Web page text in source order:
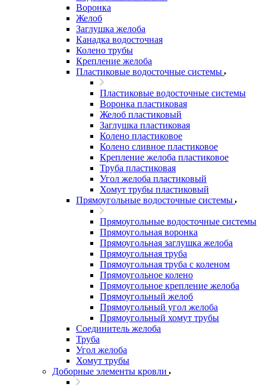
Воронка
Желоб
Заглушка желоба
Канадка водосточная
Колено трубы
Крепление желоба
Пластиковые водосточные системы
Пластиковые водосточные системы
Воронка пластиковая
Желоб пластиковый
Заглушка пластиковая
Колено пластиковое
Колено сливное пластиковое
Крепление желоба пластиковое
Труба пластиковая
Угол желоба пластиковый
Хомут трубы пластиковый
Прямоугольные водосточные системы
Прямоугольные водосточные системы
Прямоугольная воронка
Прямоугольная заглушка желоба
Прямоугольная труба
Прямоугольная труба c коленом
Прямоугольное колено
Прямоугольное крепление желоба
Прямоугольный желоб
Прямоугольный угол желоба
Прямоугольный хомут трубы
Соединитель желоба
Труба
Угол желоба
Хомут трубы
Доборные элементы кровли